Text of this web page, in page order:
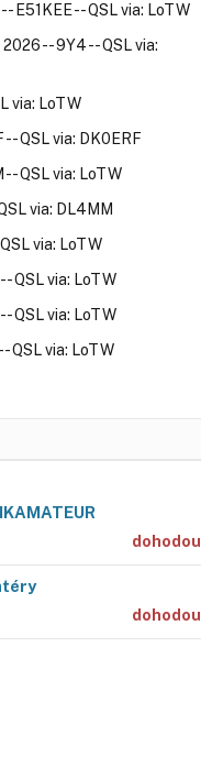
E51KEE -- QSL via: LoTW
-- 9Y4 -- QSL via:
via: LoTW
QSL via: DK0ERF
-- QSL via: LoTW
via: DL4MM
via: LoTW
QSL via: LoTW
QSL via: LoTW
QSL via: LoTW
dohodou
dohodou